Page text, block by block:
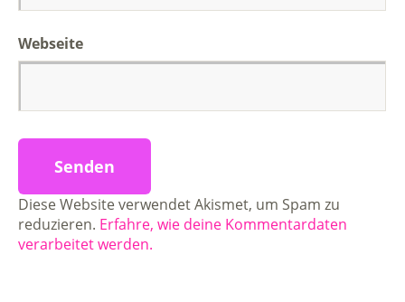
Webseite
Diese Website verwendet Akismet, um Spam zu
reduzieren. Erfahre, wie deine Kommentardaten
verarbeitet werden.